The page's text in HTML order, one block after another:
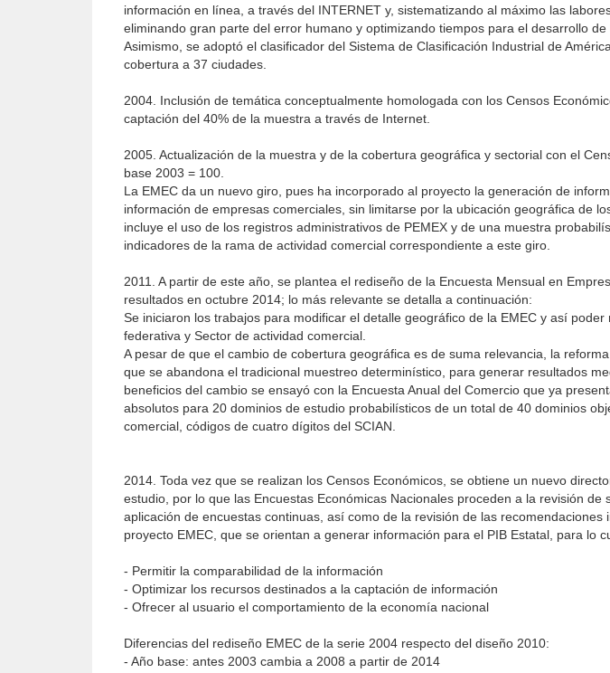
información en línea, a través del INTERNET y, sistematizando al máximo las
eliminando gran parte del error humano y optimizando tiempos para el desarrollo de
Asimismo, se adoptó el clasificador del Sistema de Clasificación Industrial de
cobertura a 37 ciudades.
2004. Inclusión de temática conceptualmente homologada con los Censos
captación del 40% de la muestra a través de Internet.
2005. Actualización de la muestra y de la cobertura geográfica y sectorial con el
base 2003 = 100.
La EMEC da un nuevo giro, pues ha incorporado al proyecto la generación de
información de empresas comerciales, sin limitarse por la ubicación geográfica de
incluye el uso de los registros administrativos de PEMEX y de una muestra
indicadores de la rama de actividad comercial correspondiente a este giro.
2011. A partir de este año, se plantea el rediseño de la Encuesta Mensual en
resultados en octubre 2014; lo más relevante se detalla a continuación:
Se iniciaron los trabajos para modificar el detalle geográfico de la EMEC y así
federativa y Sector de actividad comercial.
A pesar de que el cambio de cobertura geográfica es de suma relevancia, la
que se abandona el tradicional muestreo determinístico, para generar resultados
beneficios del cambio se ensayó con la Encuesta Anual del Comercio que ya
absolutos para 20 dominios de estudio probabilísticos de un total de 40 dominios
comercial, códigos de cuatro dígitos del SCIAN.
2014. Toda vez que se realizan los Censos Económicos, se obtiene un nuevo
estudio, por lo que las Encuestas Económicas Nacionales proceden a la revisión
aplicación de encuestas continuas, así como de la revisión de las
proyecto EMEC, que se orientan a generar información para el PIB Estatal, para lo
- Permitir la comparabilidad de la información
- Optimizar los recursos destinados a la captación de información
- Ofrecer al usuario el comportamiento de la economía nacional
Diferencias del rediseño EMEC de la serie 2004 respecto del diseño 2010:
- Año base: antes 2003 cambia a 2008 a partir de 2014